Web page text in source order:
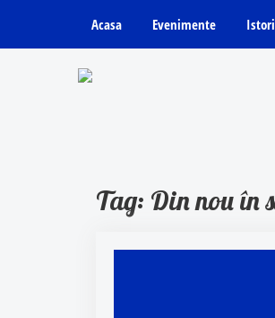
Acasa Evenimente
Tag: Din nou în